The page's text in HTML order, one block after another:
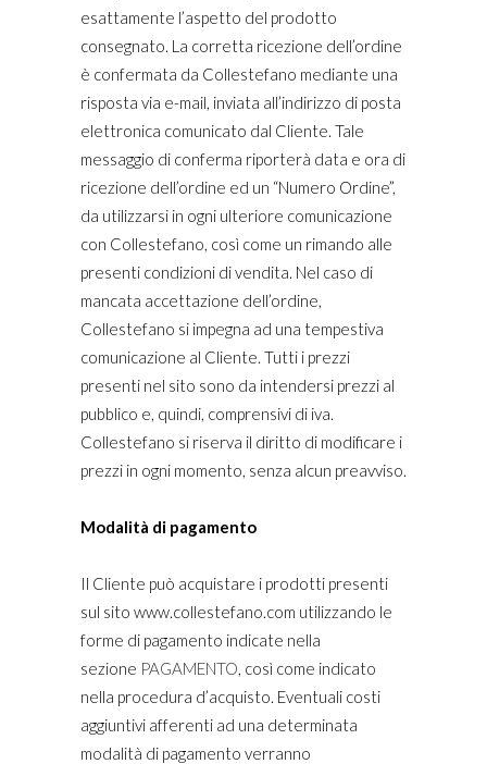
esattamente l’aspetto del prodotto
consegnato. La corretta ricezione dell’ordine
è confermata da Collestefano mediante una
risposta via e-mail, inviata all’indirizzo di posta
elettronica comunicato dal Cliente. Tale
messaggio di conferma riporterà data e ora di
ricezione dell’ordine ed un “Numero Ordine”,
da utilizzarsi in ogni ulteriore comunicazione
con Collestefano, così come un rimando alle
presenti condizioni di vendita. Nel caso di
mancata accettazione dell’ordine,
Collestefano si impegna ad una tempestiva
comunicazione al Cliente. Tutti i prezzi
presenti nel sito sono da intendersi prezzi al
pubblico e, quindi, comprensivi di iva.
Collestefano si riserva il diritto di modificare i
prezzi in ogni momento, senza alcun preavviso.
Modalità di pagamento
Il Cliente può acquistare i prodotti presenti
sul sito www.collestefano.com utilizzando le
forme di pagamento indicate nella
sezione PAGAMENTO, così come indicato
nella procedura d’acquisto. Eventuali costi
aggiuntivi afferenti ad una determinata
modalità di pagamento verranno